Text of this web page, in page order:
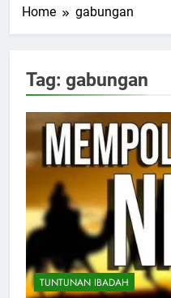
Home gabungan
Tag: gabungan
TUNTUNAN IBADAH